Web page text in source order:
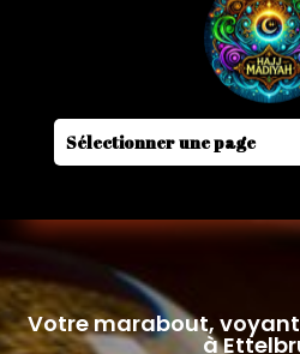
Sélectionner une page
Votre marabout,
à